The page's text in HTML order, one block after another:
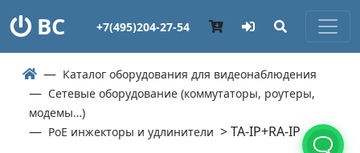
ВС +7(495)204-27-54
Каталог оборудования для видеонаблюдения
Сетевые оборудование (коммутаторы, роутеры,
модемы…)
PoE инжекторы и удлинители > TA-IP+RA-IP